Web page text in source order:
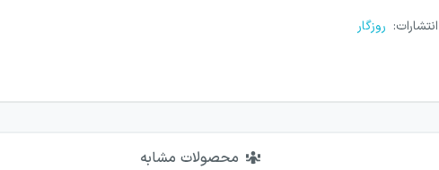
انتشارات: روزگار
محصولات مشابه